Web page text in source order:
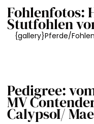
Fohlenfotos:
Stutfohlen
{gallery}Pferde/
Pedigree:
MV
CalypsoI/